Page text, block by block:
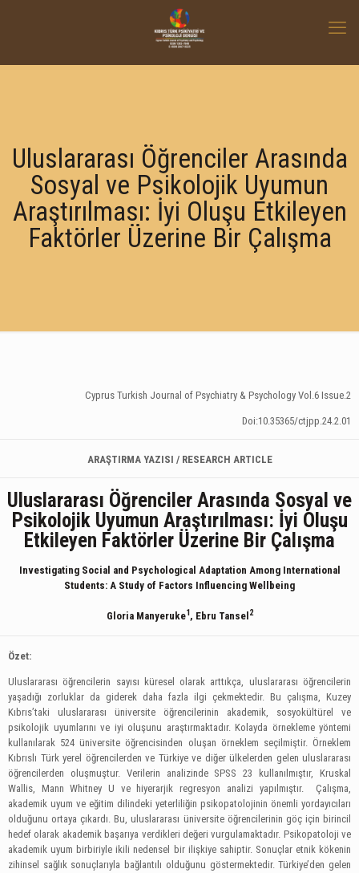
Uluslararası Öğrenciler Arasında
Sosyal ve Psikolojik Uyumun
Araştırılması: İyi Oluşu Etkileyen
Faktörler Üzerine Bir Çalışma
Cyprus Turkish Journal of Psychiatry & Psychology Vol.6 Issue.2
Doi:10.35365/ctjpp.24.2.01
ARAŞTIRMA YAZISI / RESEARCH ARTICLE
Uluslararası Öğrenciler Arasında Sosyal ve
Psikolojik Uyumun Araştırılması: İyi Oluşu
Etkileyen Faktörler Üzerine Bir Çalışma
Investigating Social and Psychological Adaptation Among International
Students: A Study of Factors Influencing Wellbeing
Gloria Manyeruke1, Ebru Tansel 2
Özet:
Uluslararası öğrencilerin sayısı küresel olarak arttıkça, uluslararası öğrencilerin
yaşadığı zorluklar da giderek daha fazla ilgi çekmektedir. Bu çalışma, Kuzey
Kıbrıs’taki uluslararası üniversite öğrencilerinin akademik, sosyokültürel ve
psikolojik uyumlarını ve iyi oluşunu araştırmaktadır. Kolayda örnekleme yöntemi
kullanılarak 524 üniversite öğrencisinden oluşan örneklem seçilmiştir. Örneklem
Kıbrıslı Türk yerel öğrencilerden ve Türkiye ve diğer ülkelerden gelen uluslararası
öğrencilerden oluşmuştur. Verilerin analizinde SPSS 23 kullanılmıştır, Kruskal
Wallis, Mann Whitney U ve hiyerarjik regresyon analizi yapılmıştır. Çalışma,
akademik uyum ve eğitim dilindeki yeterliliğin psikopatolojinin önemli yordayıcıları
olduğunu ortaya çıkardı. Bu, uluslararası üniversite öğrencilerinin göç için birincil
hedef olarak akademik başarıya verdikleri değeri vurgulamaktadır. Psikopatoloji ve
akademik uyum birbiriyle ikili nedensel bir ilişkiye sahiptir. Sonuçlar etnik kökenin
zihinsel sağlık sonuçlarıyla bağlantılı olduğunu göstermektedir. Türkiye’den gelen